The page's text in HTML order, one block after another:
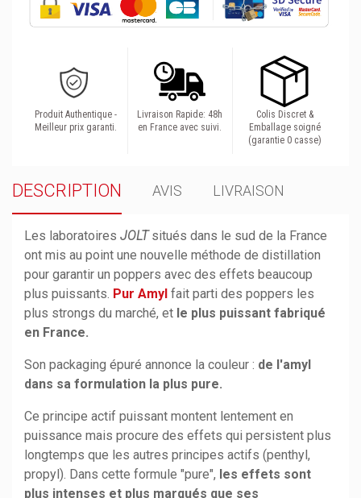
Produit Authentique -
Meilleur prix garanti.
Livraison Rapide: 48h
en France avec suivi.
Colis Discret &
Emballage soigné
(garantie 0 casse)
DESCRIPTION AVIS LIVRAISON
Les laboratoires JOLTsitués dans le sud de la France
ont mis au point une nouvelle méthode de distillation
pour garantir un poppers avec des effets beaucoup
plus puissants. Pur Amyl fait parti des poppers les
plus strongs du marché, et le plus puissant fabriqué
en France.
Son packaging épuré annonce la couleur : de l'amyl
dans sa formulation la plus pure.
Ce principe actif puissant montent lentement en
puissance mais procure des effets qui persistent plus
longtemps que les autres principes actifs (penthyl,
propyl). Dans cette formule "pure", les effets sont
plus intenses et plus marqués que ses